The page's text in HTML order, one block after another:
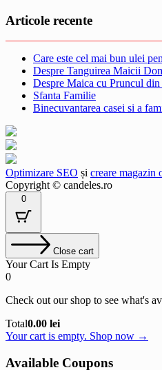
Articole recente
Care este cel mai bun ulei
Despre Tanguirea Maicii
Despre Maica cu Pruncul din
Sfanta Familie
Binecuvantarea casei si a
Optimizare SEO și creare magazin
Copyright © candeles.ro
0
Close cart
Your Cart Is Empty
0
Check out our shop to see what's
Cart
Total:
Total0.00 lei
Your cart is empty. Shop now →
Available Coupons